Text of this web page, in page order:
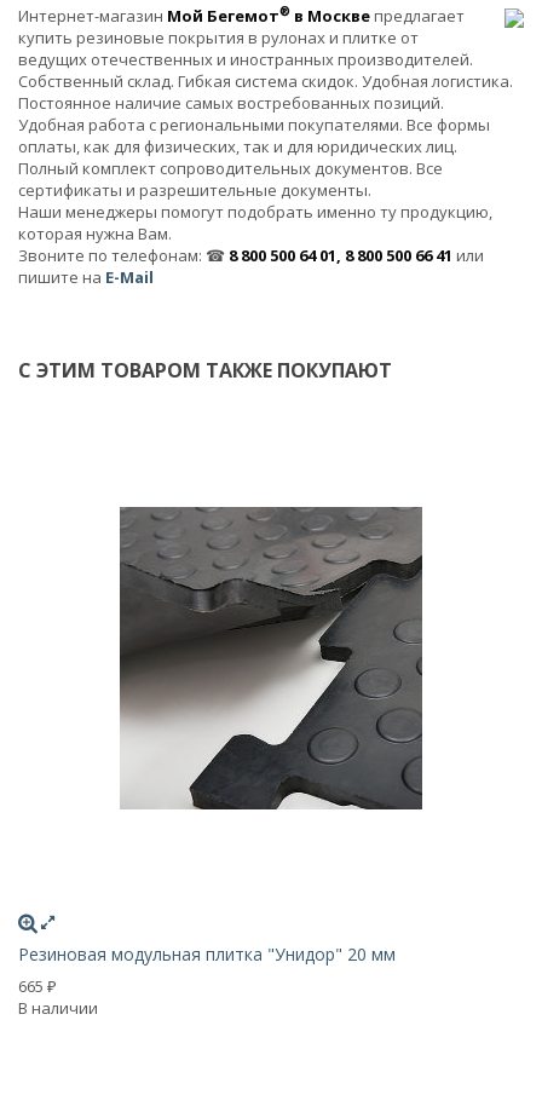
Интернет-магазин Мой Бегемот® в Москвепредлагает
купить резиновые покрытия в рулонах и плитке от
ведущих отечественных и иностранных производителей.
Собственный склад. Гибкая система скидок. Удобная логистика.
Постоянное наличие самых востребованных позиций.
Удобная работа с региональными покупателями. Все формы
оплаты, как для физических, так и для юридических лиц.
Полный комплект сопроводительных документов. Все
сертификаты и разрешительные документы.
Наши менеджеры помогут подобрать именно ту продукцию,
которая нужна Вам.
Звоните по телефонам: ☎ 8 800 500 64 01, 8 800 500 66 41 или
пишите на E-Mail
С ЭТИМ ТОВАРОМ ТАКЖЕ ПОКУПАЮТ
Резиновая модульная плитка "Унидор" 20 мм
665 ₽
В наличии